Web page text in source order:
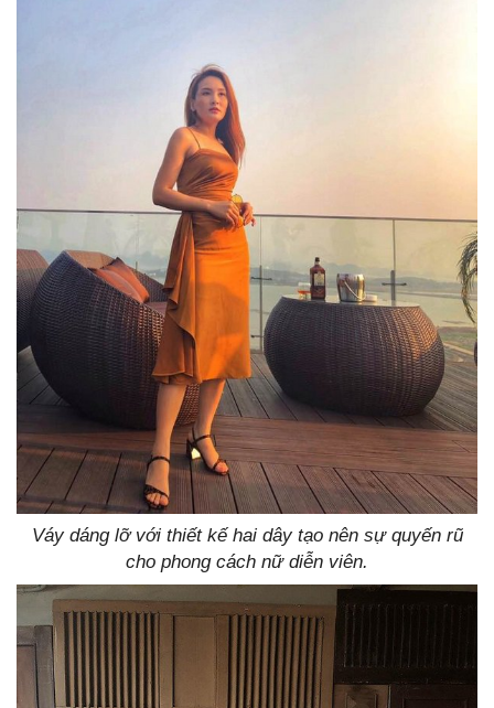
Váy dáng lỡ với thiết kế hai dây tạo nên sự quyến rũ
cho phong cách nữ diễn viên.